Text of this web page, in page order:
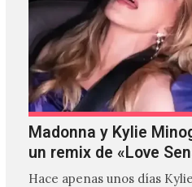
Madonna y Kylie
un remix de «Love
Hace apenas unos días